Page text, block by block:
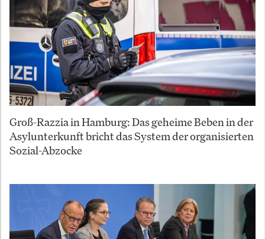
Groß-Razzia in Hamburg: Das geheime Beben in der
Asylunterkunft bricht das System der organisierten
Sozial-Abzocke